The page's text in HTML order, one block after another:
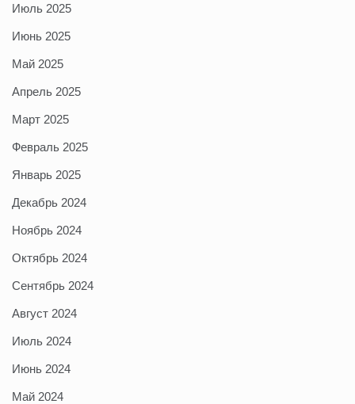
Июль 2025
Июнь 2025
Май 2025
Апрель 2025
Март 2025
Февраль 2025
Январь 2025
Декабрь 2024
Ноябрь 2024
Октябрь 2024
Сентябрь 2024
Август 2024
Июль 2024
Июнь 2024
Май 2024